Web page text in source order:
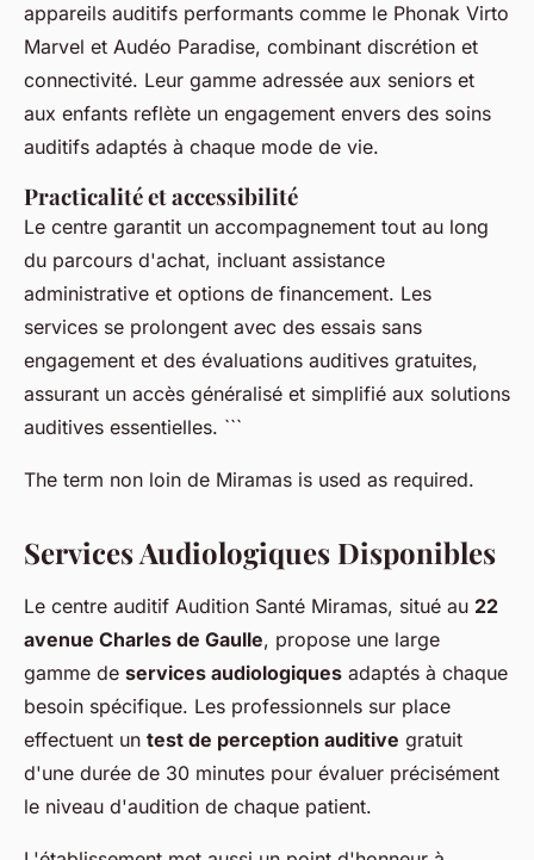
appareils auditifs performants comme le Phonak Virto
Marvel et Audéo Paradise, combinant discrétion et
connectivité. Leur gamme adressée aux seniors et
aux enfants reflète un engagement envers des soins
auditifs adaptés à chaque mode de vie.
Practicalité et accessibilité
Le centre garantit un accompagnement tout au long
du parcours d'achat, incluant assistance
administrative et options de financement. Les
services se prolongent avec des essais sans
engagement et des évaluations auditives gratuites,
assurant un accès généralisé et simplifié aux solutions
auditives essentielles. ```
The term non loin de Miramas is used as required.
Services Audiologiques Disponibles
Le centre auditif Audition Santé Miramas, situé au 22
avenue Charles de Gaulle, propose une large
gamme de services audiologiques adaptés à chaque
besoin spécifique. Les professionnels sur place
effectuent un test de perception auditive gratuit
d'une durée de 30 minutes pour évaluer précisément
le niveau d'audition de chaque patient.